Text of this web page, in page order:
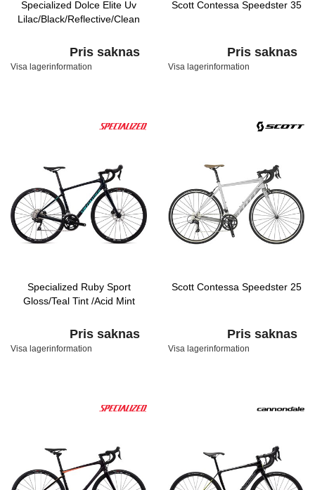
Specialized Dolce Elite Uv
Lilac/Black/Reflective/Clean
Pris saknas
Visa lagerinformation
Scott Contessa Speedster 35
Pris saknas
Visa lagerinformation
Specialized Ruby Sport
Gloss/Teal Tint /Acid Mint
Pris saknas
Visa lagerinformation
Scott Contessa Speedster 25
Pris saknas
Visa lagerinformation